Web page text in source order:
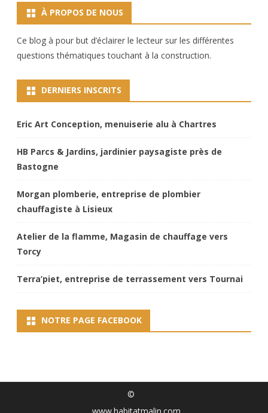
À PROPOS DE NOUS
Ce blog à pour but d’éclairer le lecteur sur les différentes
questions thématiques touchant à la construction.
DERNIERS INSCRITS
Eric Art Conception, menuiserie alu à Chartres
HB Parcs & Jardins, jardinier paysagiste près de
Bastogne
Morgan plomberie, entreprise de plombier
chauffagiste à Lisieux
Atelier de la flamme, Magasin de chauffage vers
Torcy
Terra’piet, entreprise de terrassement vers Tournai
NOTRE PAGE FACEBOOK
©